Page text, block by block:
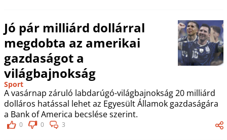
Jó pár milliárd dollárral
megdobta az amerikai
gazdaságot a
világbajnokság
Sport
A vasárnap záruló labdarúgó-világbajnokság 20 milliárd
dolláros hatással lehet az Egyesült Államok gazdaságára
a Bank of America becslése szerint.
0 0 3